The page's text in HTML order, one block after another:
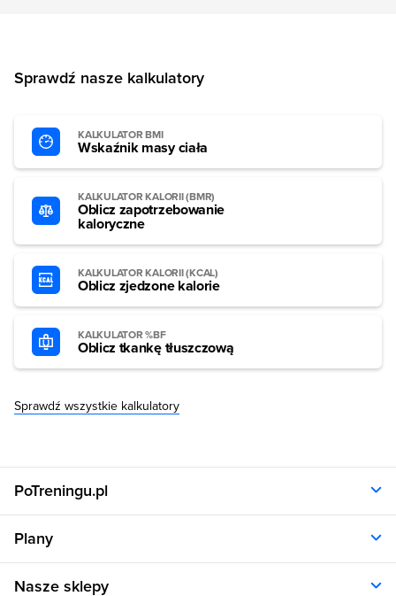
Sprawdź nasze kalkulatory
KALKULATOR BMI
Wskaźnik masy ciała
KALKULATOR KALORII (BMR)
Oblicz zapotrzebowanie
kaloryczne
KALKULATOR KALORII (KCAL)
Oblicz zjedzone kalorie
KALKULATOR %BF
Oblicz tkankę tłuszczową
Sprawdź wszystkie kalkulatory
PoTreningu.pl
Polityka prywatności
Regulamin
RODO
Plany
Nasze sklepy